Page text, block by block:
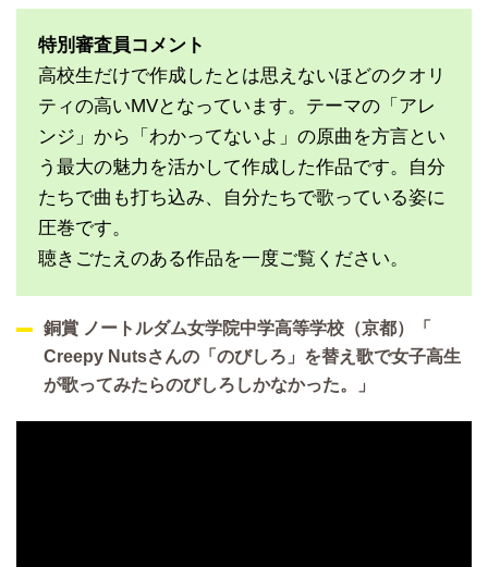
特別審査員コメント
高校生だけで作成したとは思えないほどのクオリ
ティの高いMVとなっています。テーマの「アレ
ンジ」から「わかってないよ」の原曲を方言とい
う最大の魅力を活かして作成した作品です。自分
たちで曲も打ち込み、自分たちで歌っている姿に
圧巻です。
聴きごたえのある作品を一度ご覧ください。
銅賞 ノートルダム女学院中学高等学校（京都）「
Creepy Nutsさんの「のびしろ」を替え歌で女子高生
が歌ってみたらのびしろしかなかった。」